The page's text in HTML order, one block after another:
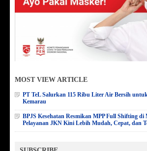
MOST VIEW ARTICLE
PT TeL Salurkan 115 Ribu Liter Air Bersih
Kemarau
BPJS Kesehatan Resmikan MPP Full Shifting di
Pelayanan JKN Kini Lebih Mudah, Cepat, dan